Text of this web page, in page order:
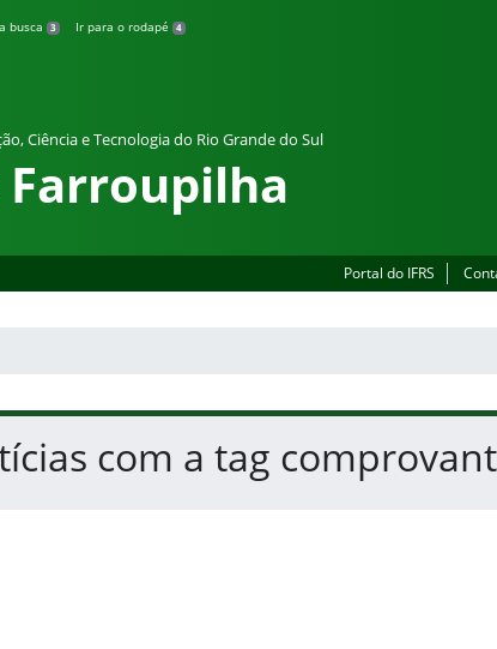
busca 3 Ir para o rodapé 4
Ciência e Tecnologia do Rio Grande do Sul
Farroupilha
Portal do IFRS
conteúdo
com a tag